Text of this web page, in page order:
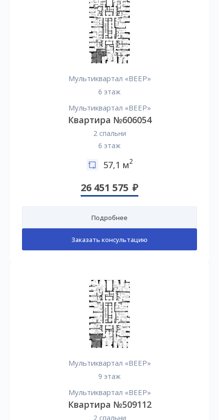
Мультиквартал «ВЕЕР»
6 этаж
Мультиквартал «ВЕЕР»
Квартира №606054
2 спальни
6 этаж
57,1 м2
26 451 575
Подробнее
Заказать консультацию
Мультиквартал «ВЕЕР»
9 этаж
Мультиквартал «ВЕЕР»
Квартира №509112
2 спальни